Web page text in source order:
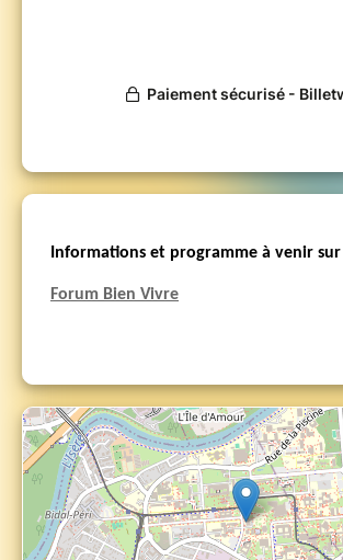
Forum International pour le
vivre.
Informations et programme à venir sur
Forum Bien Vivre